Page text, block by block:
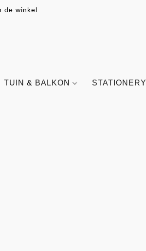
de winkel
TUIN & BALKON STATIONERY